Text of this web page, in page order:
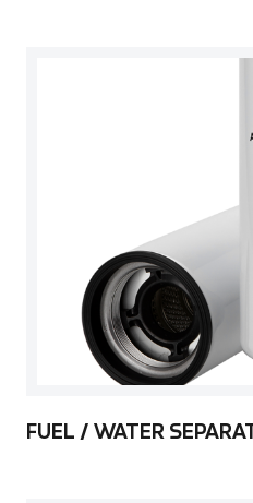
FUEL / WATER